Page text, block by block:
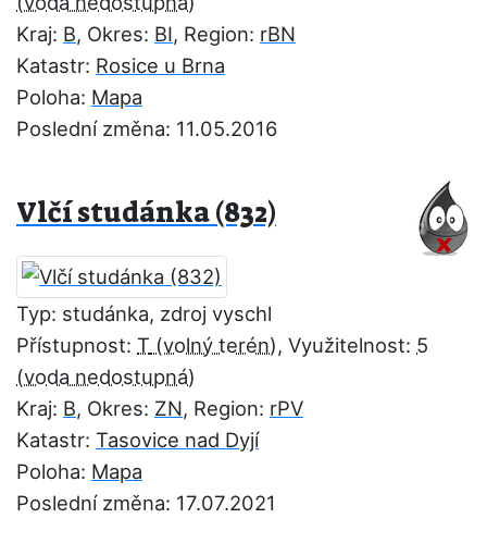
Kraj: B, Okres: BI, Region: rBN
Katastr: Rosice u Brna
Poloha: Mapa
Poslední změna: 11.05.2016
Vlčí studánka (832)
Typ: studánka, zdroj vyschl
Přístupnost: T , Využitelnost: 5
Kraj: B, Okres: ZN, Region: rPV
Katastr: Tasovice nad Dyjí
Poloha: Mapa
Poslední změna: 17.07.2021